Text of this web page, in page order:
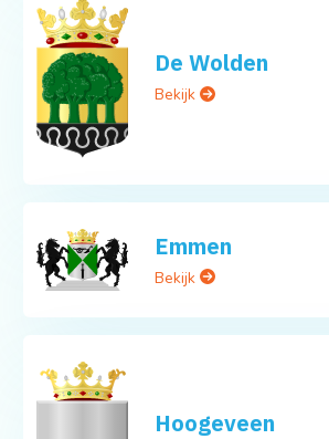
De Wolden
Bekijk
Emmen
Bekijk
Hoogeveen